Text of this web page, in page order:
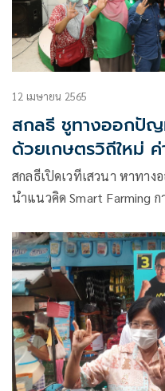
12 เมษายน 2565
สกลธี ชูทางออกปั
ด้วยเกษตรวิถีใหม่
Smart Farming ใ
สกลธีเปิดเวทีเสวนา หาทา
นำแนวคิด Smart Farming